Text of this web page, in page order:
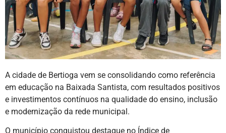
A cidade de Bertioga vem se consolidando como referência
em educação na Baixada Santista, com resultados positivos
e investimentos contínuos na qualidade do ensino, inclusão
e modernização da rede municipal.
O município conquistou destaque no Índice de